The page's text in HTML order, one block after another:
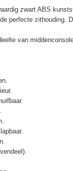
zwart ABS
perfecte zithouding.
van